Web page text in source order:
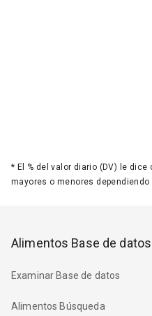
* El % del valor diario (DV) le
mayores o menores
Alimentos Base de datos
Examinar Base de datos
Alimentos Búsqueda